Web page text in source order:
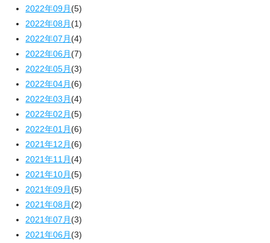
2022年09月(5)
2022年08月(1)
2022年07月(4)
2022年06月(7)
2022年05月(3)
2022年04月(6)
2022年03月(4)
2022年02月(5)
2022年01月(6)
2021年12月(6)
2021年11月(4)
2021年10月(5)
2021年09月(5)
2021年08月(2)
2021年07月(3)
2021年06月(3)